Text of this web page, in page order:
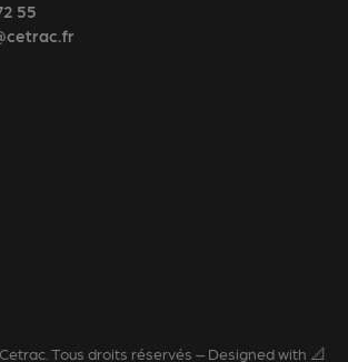
55
Tous droits réservés – Designed with 📐